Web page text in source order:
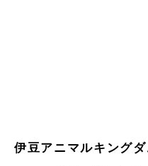
伊豆アニマルキングダ